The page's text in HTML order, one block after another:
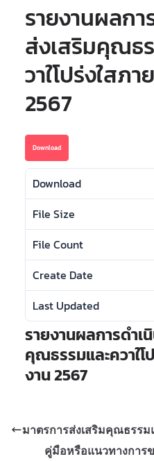
รายงานผลกา
ส่งเสริมคุณธ
วาใโปร่งใสภ
2567
Download
Download
File Size
File Count
Create Date
Last Updated
รายงานผลการดำเ
คุณธรรมและควาใโ
งาน 2567
มาตรการส่งเสริมคุณธรรม
คู่มือหรือแนวทางการ